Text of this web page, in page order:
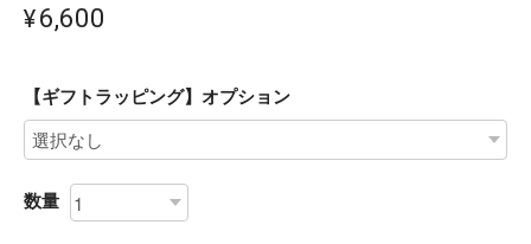
¥6,600
【ギフトラッピング】オプション
数量